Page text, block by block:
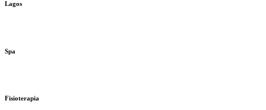
Lagos
Spa
Fisioterapia